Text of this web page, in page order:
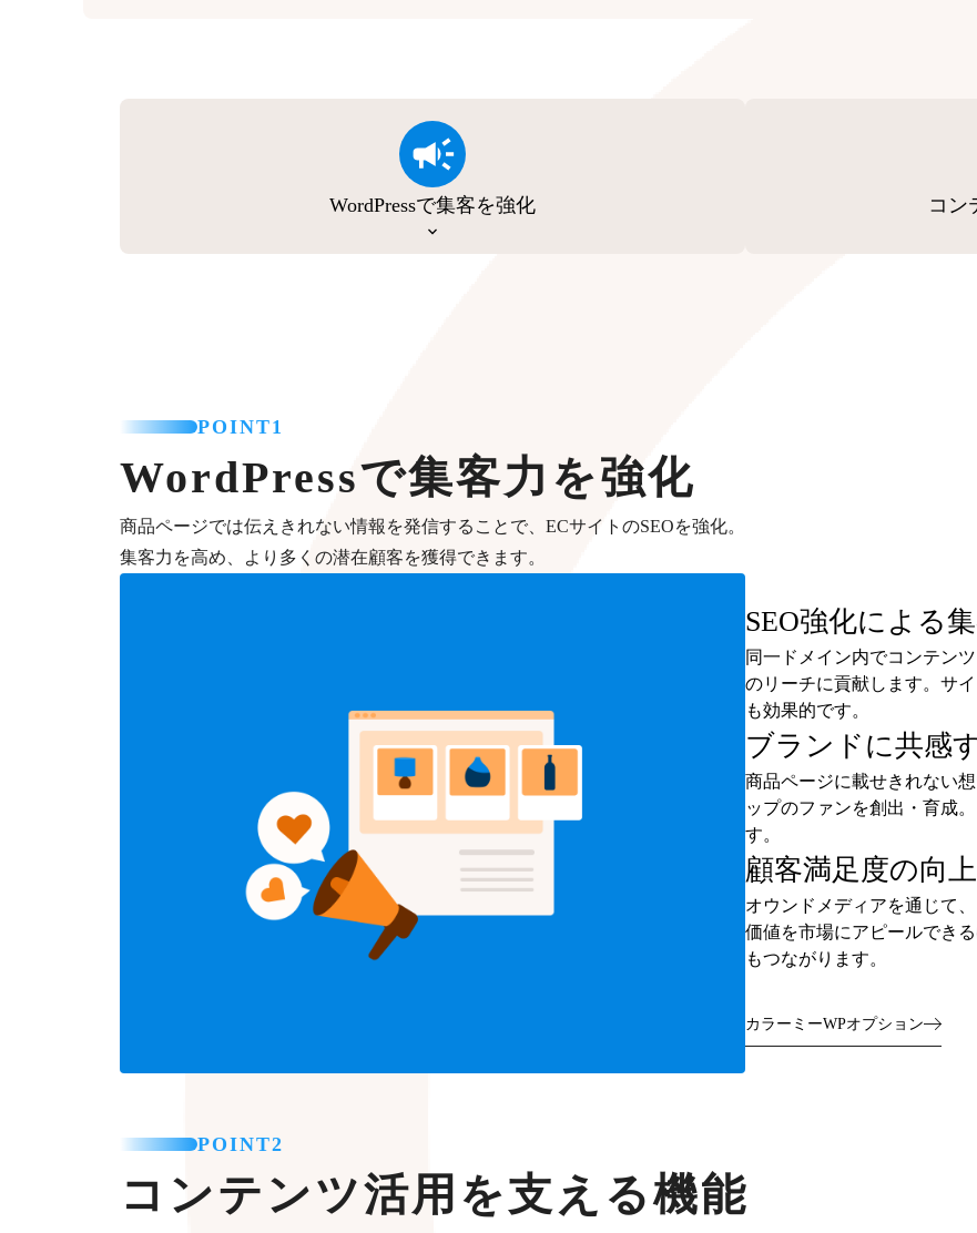
WordPressで集客を強化 コン
POINT1
WordPressで集客力を強化
商品ページでは伝えきれない情報を発信することで、ECサイトのSEOを強化。
集客力を高め、より多くの潜在顧客を獲得できます。
SEO強化による
同一ドメイン内でコンテン
のリーチに貢献します。サ
も効果的です。
ブランドに共感
商品ページに載せきれない
ップのファンを創出・育成
す。
顧客満足度の向上
オウンドメディアを通じて
価値を市場にアピールでき
もつながります。
カラーミーWPオプション
POINT2
コンテンツ活用を支える機能